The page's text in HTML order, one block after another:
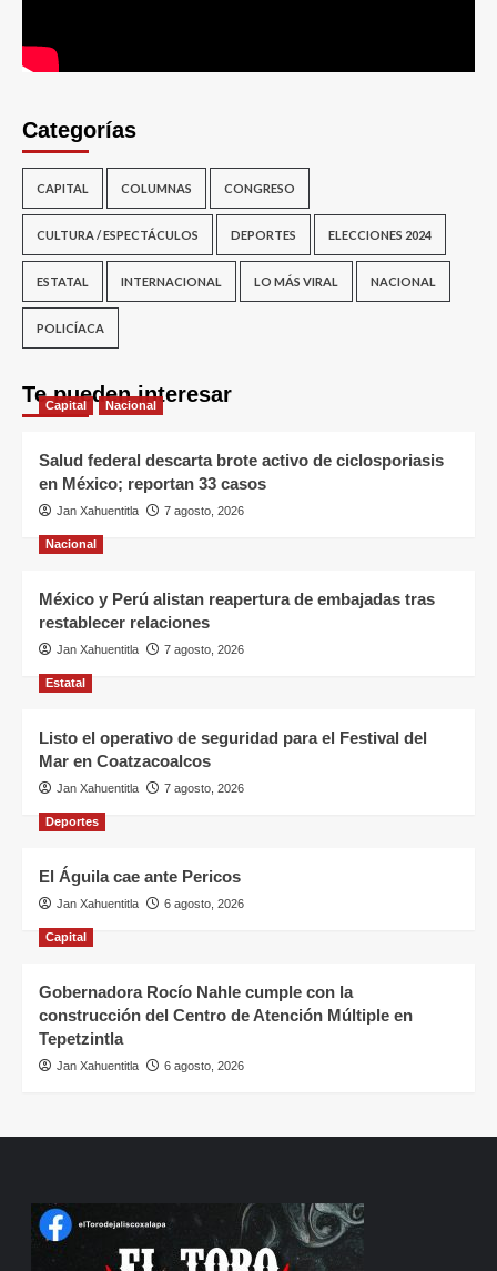
Categorías
CAPITAL COLUMNAS CONGRESO
CULTURA / ESPECTÁCULOS DEPORTES ELECCIONES 2024
ESTATAL INTERNACIONAL LO MÁS VIRAL NACIONAL
POLICÍACA
Te pueden interesar
Capital Nacional
Salud federal descarta brote activo de ciclosporiasis
en México; reportan 33 casos
Jan Xahuentitla 7 agosto, 2026
Nacional
México y Perú alistan reapertura de embajadas tras
restablecer relaciones
Jan Xahuentitla 7 agosto, 2026
Estatal
Listo el operativo de seguridad para el Festival del
Mar en Coatzacoalcos
Jan Xahuentitla 7 agosto, 2026
Deportes
El Águila cae ante Pericos
Jan Xahuentitla 6 agosto, 2026
Capital
Gobernadora Rocío Nahle cumple con la
construcción del Centro de Atención Múltiple en
Tepetzintla
Jan Xahuentitla 6 agosto, 2026